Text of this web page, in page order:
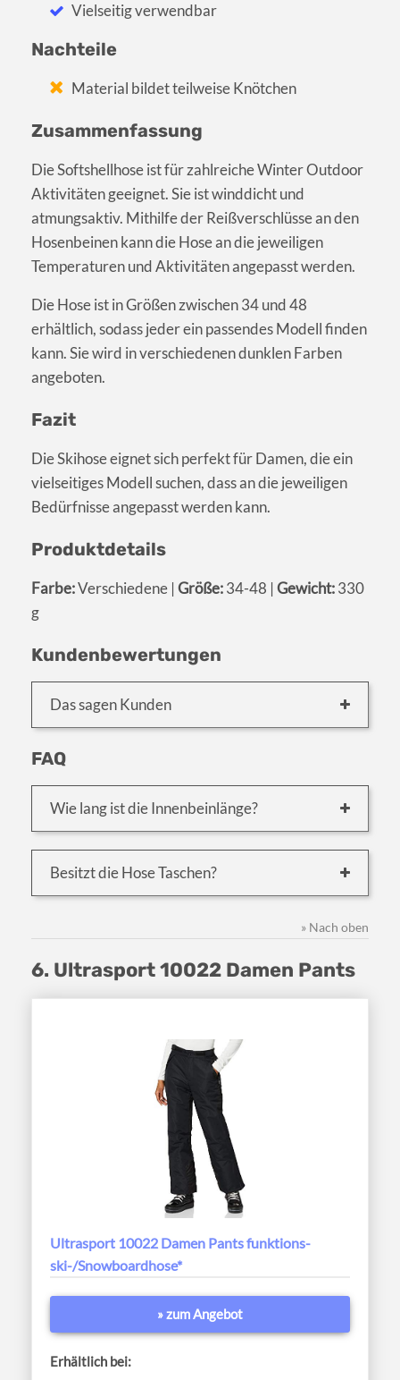
Vielseitig verwendbar
Nachteile
Material bildet teilweise Knötchen
Zusammenfassung
Die Softshellhose ist für zahlreiche Winter Outdoor
Aktivitäten geeignet. Sie ist winddicht und
atmungsaktiv. Mithilfe der Reißverschlüsse an den
Hosenbeinen kann die Hose an die jeweiligen
Temperaturen und Aktivitäten angepasst werden.
Die Hose ist in Größen zwischen 34 und 48
erhältlich, sodass jeder ein passendes Modell finden
kann. Sie wird in verschiedenen dunklen Farben
angeboten.
Fazit
Die Skihose eignet sich perfekt für Damen, die ein
vielseitiges Modell suchen, dass an die jeweiligen
Bedürfnisse angepasst werden kann.
Produktdetails
Farbe:Verschiedene | Größe:34-48 | Gewicht:330
g
Kundenbewertungen
Das sagen Kunden
FAQ
Wie lang ist die Innenbeinlänge?
Besitzt die Hose Taschen?
» Nach oben
6. Ultrasport 10022 Damen Pants
Ultrasport 10022 Damen Pants funktions-
ski-/Snowboardhose*
» zum Angebot
Erhältlich bei: